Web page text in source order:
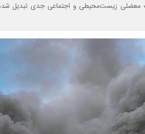
جنگل‌های زاگرس از سال ۱۳۹۹ به بعد به معضلی زیست‌محیطی و اجتماعی